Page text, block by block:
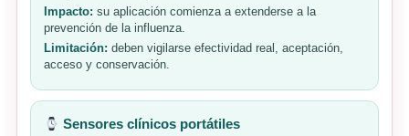
Impacto: su aplicación comienza a extenderse a la
prevención de la influenza.
Limitación: deben vigilarse efectividad real, aceptación,
acceso y conservación.
Sensores clínicos portátiles